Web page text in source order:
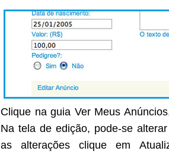
Clique na guia Ver Meus
Na tela de edição, pode-se
as alterações clique em